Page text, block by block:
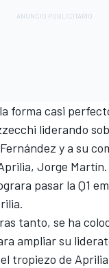
forma casi
liderando
y a su
Jorge Martín
pasar la Q1
tanto, se ha
ampliar su
tropiezo de